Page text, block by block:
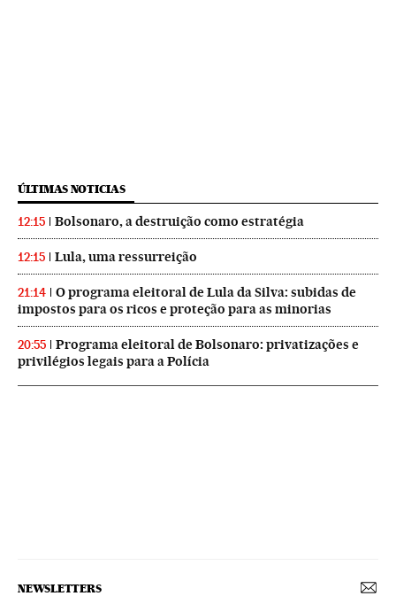
ÚLTIMAS NOTICIAS
12:15 Bolsonaro, a destruição como estratégia
12:15 Lula, uma ressurreição
21:14
O programa eleitoral de Lula da Silva: subidas de
impostos para os ricos e proteção para as minorias
20:55
Programa eleitoral de Bolsonaro: privatizações e
privilégios legais para a Polícia
NEWSLETTERS